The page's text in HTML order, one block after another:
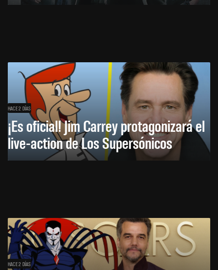
HACE 2 DÍAS
¡Es oficial! Jim Carrey protagonizará el
live-action de Los Supersónicos
HACE 2 DÍAS